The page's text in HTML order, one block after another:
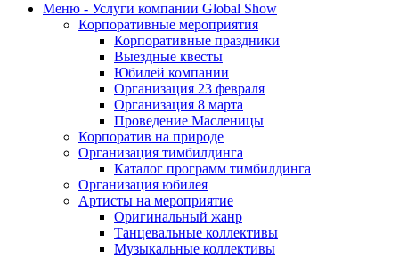
Меню - Услуги компании Global Show
Корпоративные мероприятия
Корпоративные праздники
Выездные квесты
Юбилей компании
Организация 23 февраля
Организация 8 марта
Проведение Масленицы
Корпоратив на природе
Организация тимбилдинга
Каталог программ тимбилдинга
Организация юбилея
Артисты на мероприятие
Оригинальный жанр
Танцевальные коллективы
Музыкальные коллективы